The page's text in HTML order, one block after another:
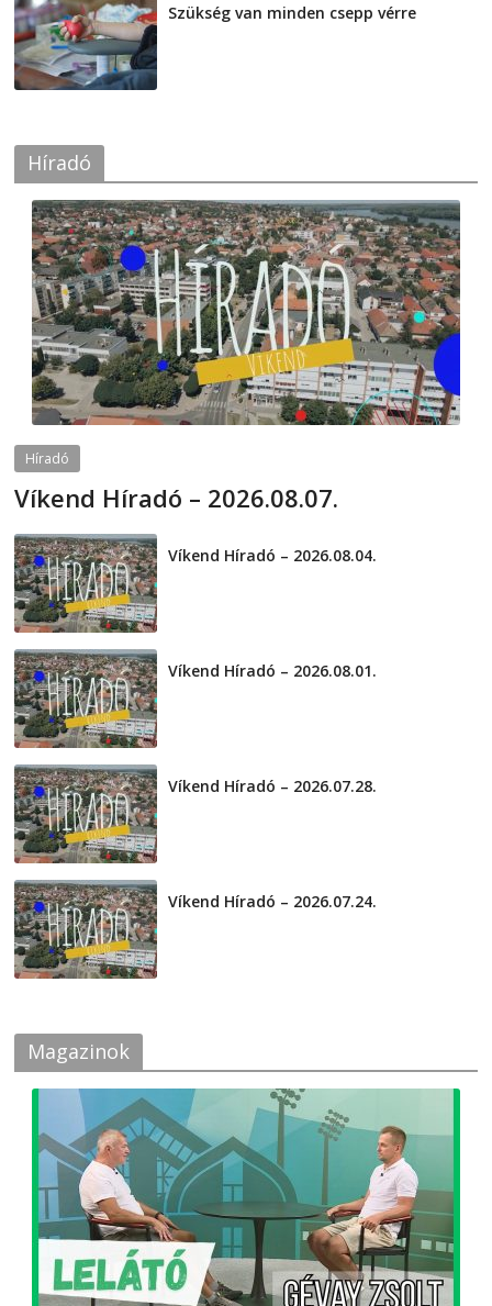
Szükség van minden csepp vérre
Híradó
Híradó
Víkend Híradó – 2026.08.07.
Víkend Híradó – 2026.08.04.
Víkend Híradó – 2026.08.01.
Víkend Híradó – 2026.07.28.
Víkend Híradó – 2026.07.24.
Magazinok